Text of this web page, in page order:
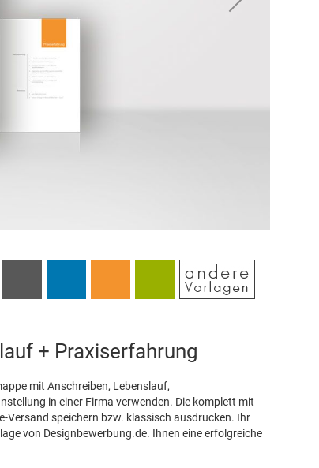
+ Praxiserfahrung
mit Anschreiben, Lebenslauf,
in einer Firma verwenden. Die komplett mit
Versand speichern bzw. klassisch ausdrucken. Ihr
von Designbewerbung.de. Ihnen eine erfolgreiche